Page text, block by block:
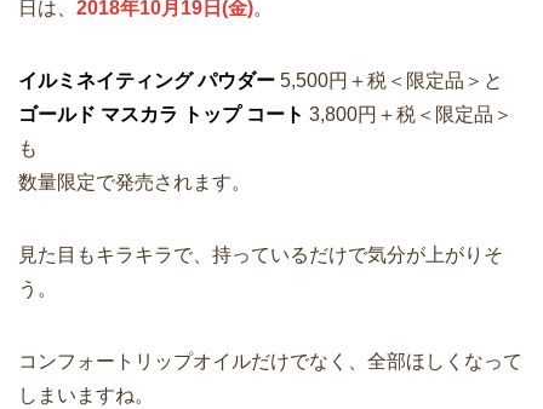
日は、 2018年10月19日(金)。
イルミネイティング パウダー 5,500円＋税＜限定品＞と
ゴールド マスカラ トップ コート 3,800円＋税＜限定品＞
も
数量限定で発売されます。
見た目もキラキラで、持っているだけで気分が上がりそ
う。
コンフォートリップオイルだけでなく、全部ほしくなって
しまいますね。